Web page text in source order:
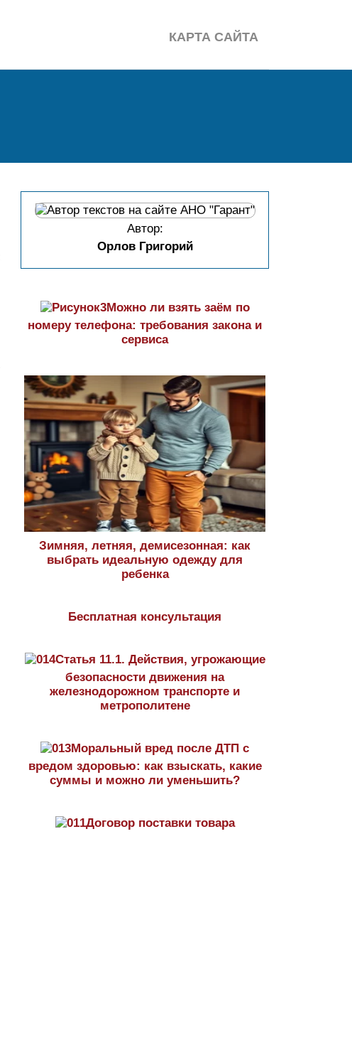
КАРТА САЙТА
Автор:
Орлов Григорий
Можно ли взять заём по
номеру телефона: требования закона и
сервиса
Зимняя, летняя, демисезонная: как
выбрать идеальную одежду для
ребенка
Бесплатная консультация
Статья 11.1. Действия, угрожающие
безопасности движения на
железнодорожном транспорте и
метрополитене
Моральный вред после ДТП с
вредом здоровью: как взыскать, какие
суммы и можно ли уменьшить?
Договор поставки товара